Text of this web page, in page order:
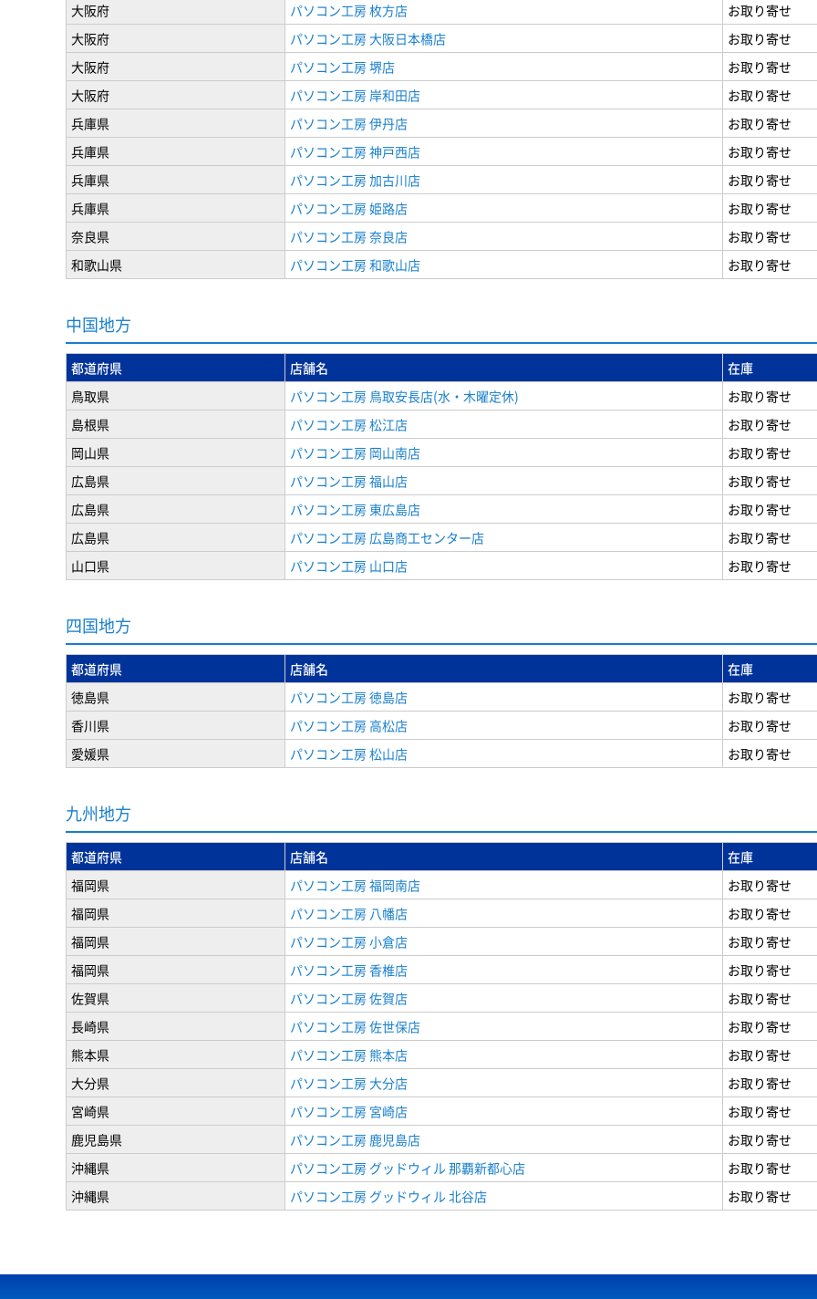
大阪府
パソコン工房 枚方店
お取り寄せ
大阪府
パソコン工房 大阪日本橋店
お取り寄せ
大阪府
パソコン工房 堺店
お取り寄せ
大阪府
パソコン工房 岸和田店
お取り寄せ
兵庫県
パソコン工房 伊丹店
お取り寄せ
兵庫県
パソコン工房 神戸西店
お取り寄せ
兵庫県
パソコン工房 加古川店
お取り寄せ
兵庫県
パソコン工房 姫路店
お取り寄せ
奈良県
パソコン工房 奈良店
お取り寄せ
和歌山県
パソコン工房 和歌山店 お取り寄せ
中国地方
都道府県 店舗名
在庫
鳥取県
パソコン工房 鳥取安長店(水・木曜定休)
お取り寄せ
島根県
パソコン工房 松江店
お取り寄せ
岡山県
パソコン工房 岡山南店
お取り寄せ
広島県
パソコン工房 福山店
お取り寄せ
広島県
パソコン工房 東広島店
お取り寄せ
広島県
パソコン工房 広島商工センター店
お取り寄せ
山口県
パソコン工房 山口店 お取り寄せ
四国地方
都道府県 店舗名
在庫
徳島県
パソコン工房 徳島店
お取り寄せ
香川県
パソコン工房 高松店
お取り寄せ
愛媛県
パソコン工房 松山店 お取り寄せ
九州地方
都道府県 店舗名
在庫
福岡県
パソコン工房 福岡南店
お取り寄せ
福岡県
パソコン工房 八幡店
お取り寄せ
福岡県
パソコン工房 小倉店
お取り寄せ
福岡県
パソコン工房 香椎店
お取り寄せ
佐賀県
パソコン工房 佐賀店
お取り寄せ
長崎県
パソコン工房 佐世保店
お取り寄せ
熊本県
パソコン工房 熊本店
お取り寄せ
大分県
パソコン工房 大分店
お取り寄せ
宮崎県
パソコン工房 宮崎店
お取り寄せ
鹿児島県
パソコン工房 鹿児島店
お取り寄せ
沖縄県
パソコン工房 グッドウィル 那覇新都心店
お取り寄せ
沖縄県
パソコン工房 グッドウィル 北谷店 お取り寄せ